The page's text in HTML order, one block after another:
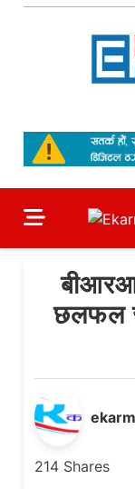
Skip
छलफल
214 Shares